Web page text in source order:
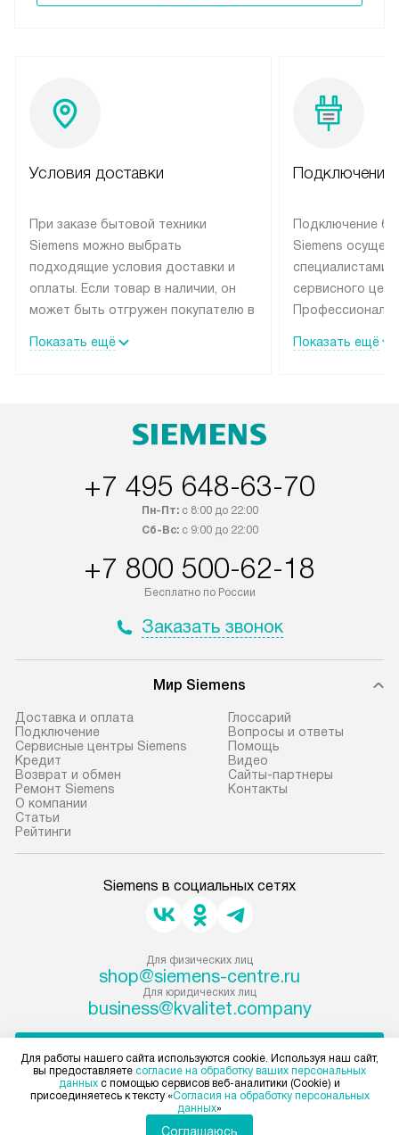
Условия доставки
При заказе бытовой техники
Siemens можно выбрать
подходящие условия доставки и
оплаты. Если товар в наличии, он
может быть отгружен покупателю в
специальным лейблом
Показать ещё
Подключение
Подключение
Siemens
специалистами
сервисного
эксплуатации
Показать ещё
+7 495 648-63-70
Пн-Пт:с 8:00 до 22:00
Сб-Вс:с 9:00 до 22:00
+7 800 500-62-18
Бесплатно по России
Заказать звонок
Мир Siemens
Доставка и оплата
Подключение
Сервисные центры Siemens
Кредит
Возврат и обмен
Ремонт Siemens
О компании
Статьи
Рейтинги
Глоссарий
Вопросы и ответы
Помощь
Видео
Сайты-партнеры
Контакты
Siemens в социальных сетях
Для физических лиц
shop@siemens-centre.ru
Для юридических лиц
business@kvalitet.company
Политика конфиденциальности
Условия продажи
Карта сайта
Для работы нашего сайта используются cookie. Используя наш сайт,
вы предоставляете согласие на обработку ваших персональных
данных с помощью сервисов веб-аналитики (Cookie) и
присоединяетесь к тексту «Согласия на обработку персональных
данных»
Соглашаюсь